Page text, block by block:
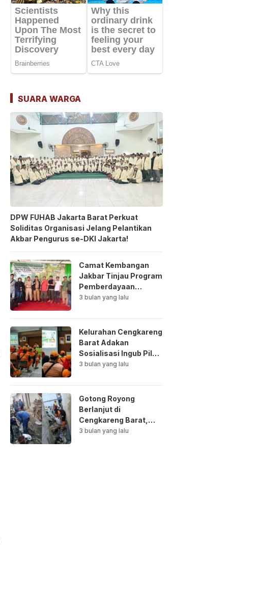
SUARA WARGA
DPW FUHAB Jakarta Barat Perkuat
Soliditas Organisasi Jelang Pelantikan
Akbar Pengurus se-DKI Jakarta!
Camat Kembangan
Jakbar Tinjau Program
Pemberdayaan
Lingkungan di Bale
3 bulan yang lalu
Kelurahan Cengkareng
Barat Adakan
Sosialisasi Ingub Pilah
Sampah Kepada PPSU
3 bulan yang lalu
Gotong Royong
Berlanjut di
Cengkareng Barat,
Saluran Air
3 bulan yang lalu